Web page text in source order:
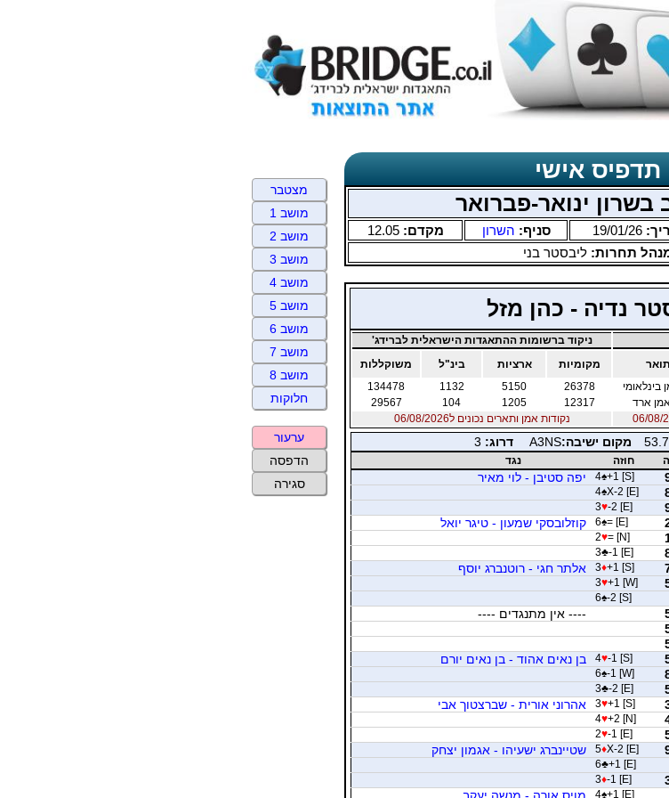
תדפיס אישי
בשרון ינואר-פברואר
19/01/26 סניף: השרון מקדם:12.05
תחרות: ליבסטר בני
נדיה - כהן מזל
ניקוד ברשומות ההתאגדות הישראלית לברידג'
תואר מקומיות ארציות בינ"ל
משוקללות
בינלאומי 26378
5150
1132
134478
ארד 12317
1205
104
29567
נקודות אמן ותארים נכונים ל06/08/2026
מקום ישיבה:A3NS דרוג: 3
חוזה
נגד
4♠+1 [S] יפה סטיבן - לוי מאיר
4♠X-2 [E]
3♥-2 [E]
6♠= [E] קוזלובסקי שמעון - טיגר יואל
2♥= [N]
3♣-1 [E]
3♦+1 [S] אלתר חגי - רוטנברג יוסף
3♥+1 [W]
6♠-2 [S]
---- אין מתנגדים ----
4♥-1 [S] בן נאים אהוד - בן נאים יורם
6♠-1 [W]
3♣-2 [E]
3♥+1 [S] אהרוני אורית - שברצטוך אבי
4♥+2 [N]
2♥-1 [E]
5♦X-2 [E] שטיינברג ישעיהו - אגמון יצחק
6♣+1 [E]
3♦-1 [E]
4♠+1 [E] מויס אורה - מנשה יעקב
מצטבר
מושב 1
מושב 2
מושב 3
מושב 4
מושב 5
מושב 6
מושב 7
מושב 8
חלוקות
ערעור
הדפסה
סגירה